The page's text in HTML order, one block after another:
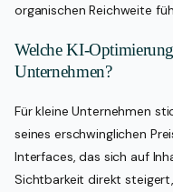
organischen Reichweite
Welche KI-
Unternehmen?
Für kleine Unternehmen
seines erschwinglichen
Interfaces, das sich auf
Sichtbarkeit direkt